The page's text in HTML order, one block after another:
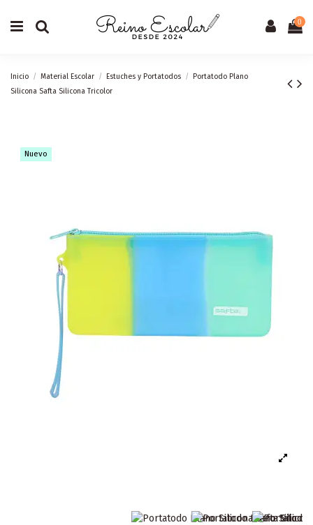
0
Inicio Material Escolar Estuches y Portatodos
Portatodo Plano
Silicona Safta Silicona Tricolor
Nuevo